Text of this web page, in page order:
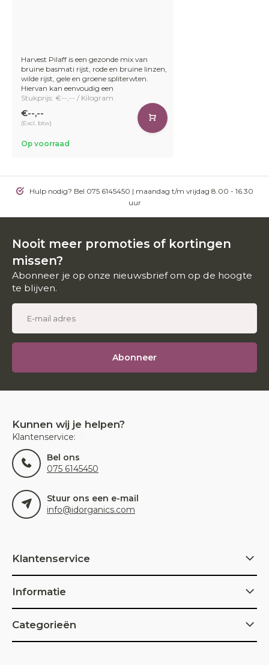
Harvest Pilaff is een gezonde mix van
bruine basmati rijst, rode en bruine linzen,
wilde rijst, gele en groene spliterwten.
Hiervan kan eenvoudig een
Stukprijs: €--,-- / Kilogram
€--,--
(Excl. btw)
Op voorraad
Hulp nodig? Bel 075 6145450 | maandag t/m vrijdag 8.00 - 16.30
uur
Nooit meer promoties of kortingen
missen?
Abonneer je op onze nieuwsbrief om op de hoogte
te blijven.
Abonneer
Kunnen wij je helpen?
Klantenservice:
Bel ons
075 6145450
Stuur ons een e-mail
info@idorganics.com
Klantenservice
Informatie
Categorieën